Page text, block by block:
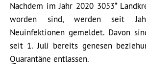
Nachdem im Jahr 2020 3053*
worden sind, werden seit
Neuinfektionen gemeldet. Davon
seit 1. Juli bereits genesen
Quarantäne entlassen.